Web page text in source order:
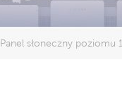
Panel słoneczny poziomu 1